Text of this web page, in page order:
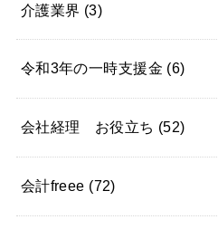
介護業界 (3)
令和3年の一時支援金 (6)
会社経理 お役立ち (52)
会計freee (72)